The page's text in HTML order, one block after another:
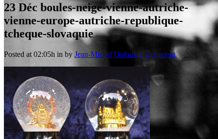
23 Déc boules-neige-vienne-autriche-
vienne-europe-autriche-republique-
tcheque-slovaquie
Posted at 02:05h in by Jean-Michel Dufaux 1 Comment